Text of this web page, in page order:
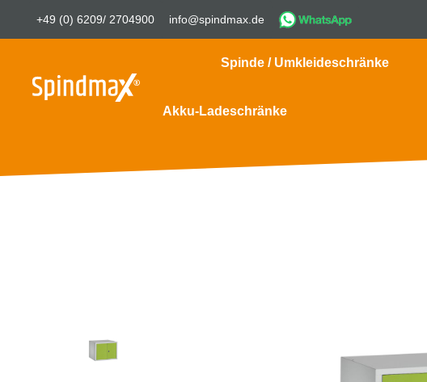
+49 (0) 6209/ 2704900 info@spindmax.de
Spinde / Umkleideschränke
Akku-Ladeschränke